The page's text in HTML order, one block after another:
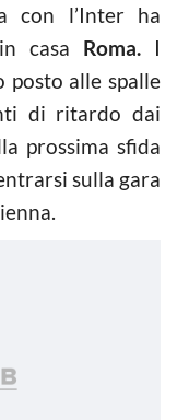
con l’Inter ha
casa Roma. I
posto alle spalle
di ritardo dai
prossima sfida
sulla gara